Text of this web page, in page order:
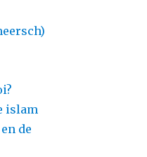
islam
de